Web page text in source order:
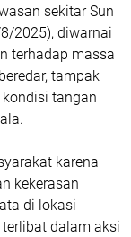
sekitar Sun
2025), diwarnai
terhadap massa
tampak
tangan
karena
kekerasan
di lokasi
dalam aksi